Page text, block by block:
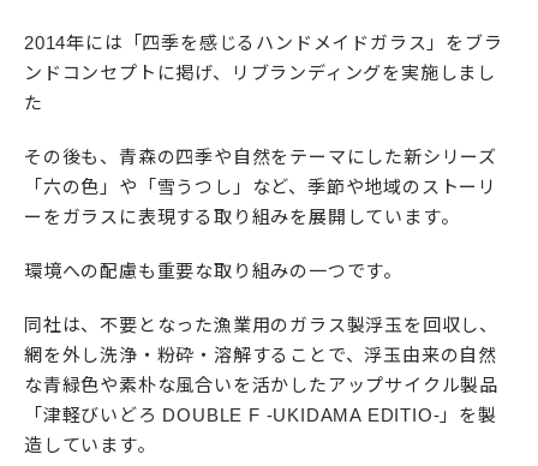
2014年には「四季を感じるハンドメイドガラス」をブラ
ンドコンセプトに掲げ、リブランディングを実施しまし
た
その後も、青森の四季や自然をテーマにした新シリーズ
「六の色」や「雪うつし」など、季節や地域のストーリ
ーをガラスに表現する取り組みを展開しています。
環境への配慮も重要な取り組みの一つです。
同社は、不要となった漁業用のガラス製浮玉を回収し、
網を外し洗浄・粉砕・溶解することで、浮玉由来の自然
な青緑色や素朴な風合いを活かしたアップサイクル製品
「津軽びいどろ DOUBLE F -UKIDAMA EDITIO-」を製
造しています。